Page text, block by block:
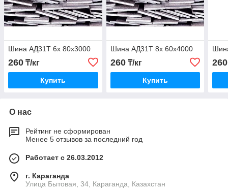
Шина АД31Т 6х 80х3000
260 ₸/кг
Купить
Шина АД31Т 8х 60х4000
260₸/кг
Купить
260
О нас
Рейтинг не сформирован
Менее 5 отзывов за последний год
Работает с 26.03.2012
г. Караганда
Улица Бытовая, 34, Караганда, Казахстан